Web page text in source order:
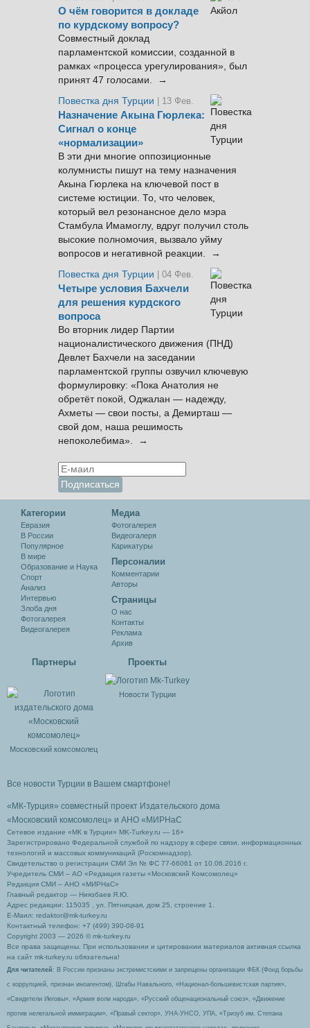
О чём говорится в докладе
по курдскому вопросу?
Совместный доклад
парламентской комиссии, созданной в
рамках «процесса урегулирования», был
принят 47 голосами. →
Повестка дня Турции
| 13 Фев.
Назначение Акына Гюрлека:
Сигнал о конце
«нормализации»
В эти дни многие оппозиционные
колумнисты пишут на тему назначения
Акына Гюрлека на ключевой пост в
системе юстиции. То, что человек,
который вел резонансное дело мэра
Стамбула Имамоглу, вдруг получил столь
высокие полномочия, вызвало уйму
вопросов и негативной реакции. →
Повестка дня Турции
| 04 Фев.
Четыре условия Бахчели
для решения курдского
вопроса
Во вторник лидер Партии
националистического движения (ПНД)
Девлет Бахчели на заседании
парламентской группы озвучил ключевую
формулировку: «Пока Анатолия не
обретёт покой, Оджалан — надежду,
Ахметы — свои посты, а Демирташ —
свой дом, наша решимость
непоколебима». →
Категории
Евразия
В России
Популярное
В мире
Образование и Наука
Спорт
Анализ
Интервью
Злоба дня
Фотогалерея
Видеогалерея
Медиа
Фотогалерея
Видеогалеря
Карикатуры
Персоналии
Комментарии
Авторы
Cтраницы
О нас
Контакты
Реклама
Архив
Партнеры
Московский комсомолец
Проекты
Новости Турции
Все новости Турции в Вашем смартфоне!
«МК-Турция» совместный проект Издательского дома
«Московский комсомолец» и АНО «МИРНаС
Сетевое издание «МК в Турции» MK-Turkey.ru — 16+
Зарегистрировано Федеральной службой по надзору в сфере связи, информационных
технологий и массовых коммуникаций (Роскомнадзор).
Свидетельство о регистрации СМИ Эл № ФС 77-66061 от 10.06.2016 г.
Учредитель СМИ – АО «Редакция газеты «Московский Комсомолец»
Редакция СМИ – АНО «МИРНаС»
Главный редактор — Ниязбаев Я.Ю.
Адрес редакции: 115035 , ул. Пятницкая, дом 25, строение 1.
Е-Маил: redaktor@mk-turkey.ru
Контактный телефон: +7 (499) 390-08-91
Copyright 2003 — 2026 © mk-turkey.ru
Все права защищены. При использовании и цитировании материалов активная ссылка
на сайт mk-turkey.ru обязательна!
Для читателей : В России признаны экстремистскими и запрещены организации ФБК (Фонд борьбы
с коррупцией, признан иноагентом), Штабы Навального, «Национал-большевистская партия»,
«Свидетели Иеговы», «Армия воли народа», «Русский общенациональный союз», «Движение
против нелегальной иммиграции», «Правый сектор», УНА-УНСО, УПА, «Тризуб им. Степана